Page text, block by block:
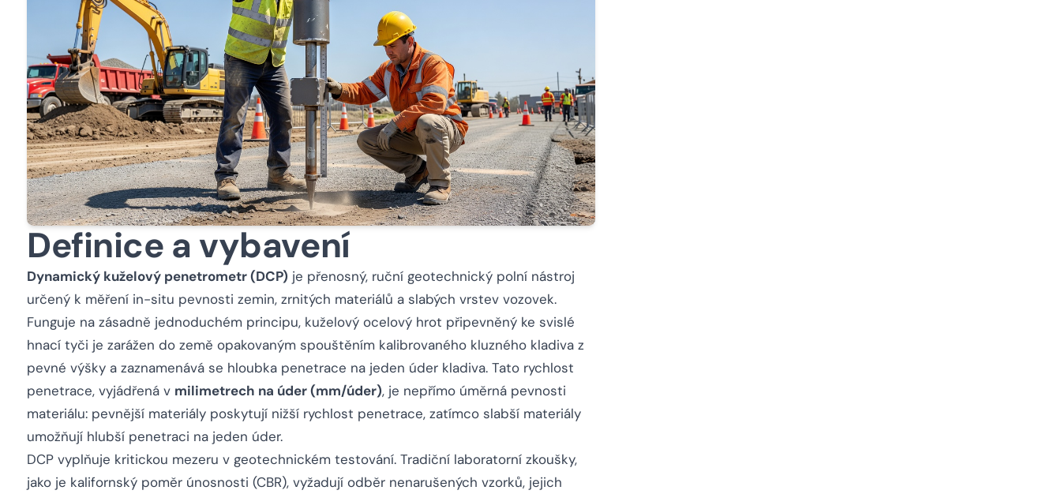
Definice a vybavení
Dynamický kuželový penetrometr (DCP) je přenosný, ruční geotechnický polní nástroj
určený k měření in-situ pevnosti zemin, zrnitých materiálů a slabých vrstev vozovek.
Funguje na zásadně jednoduchém principu, kuželový ocelový hrot připevněný ke svislé
hnací tyči je zarážen do země opakovaným spouštěním kalibrovaného kluzného kladiva z
pevné výšky a zaznamenává se hloubka penetrace na jeden úder kladiva. Tato rychlost
penetrace, vyjádřená v milimetrech na úder (mm/úder), je nepřímo úměrná pevnosti
materiálu: pevnější materiály poskytují nižší rychlost penetrace, zatímco slabší materiály
umožňují hlubší penetraci na jeden úder.
DCP vyplňuje kritickou mezeru v geotechnickém testování. Tradiční laboratorní zkoušky,
jako je kalifornský poměr únosnosti (CBR), vyžadují odběr nenarušených vzorků, jejich